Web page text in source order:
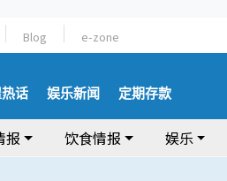
Blog e-zone
话 娱乐新闻 定期存款
报 饮食情报 娱乐